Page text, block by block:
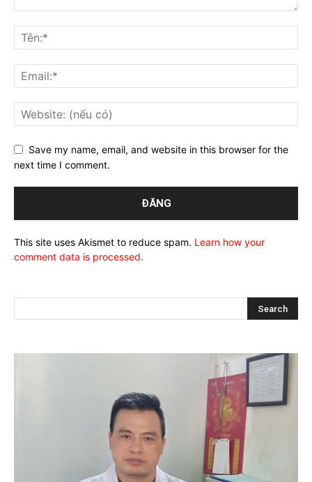
Save my name, email, and website in this browser for the
next time I comment.
This site uses Akismet to reduce spam. Learn how your
comment data is processed.